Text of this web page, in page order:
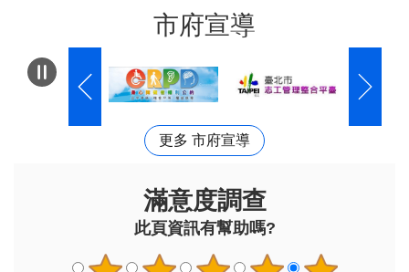
市府宣導
更多 市府宣導
滿意度調查
此頁資訊有幫助嗎?